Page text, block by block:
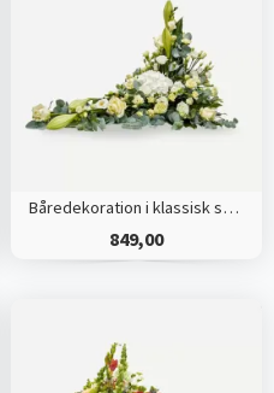
Båredekoration i klassisk stil - creme
849,00